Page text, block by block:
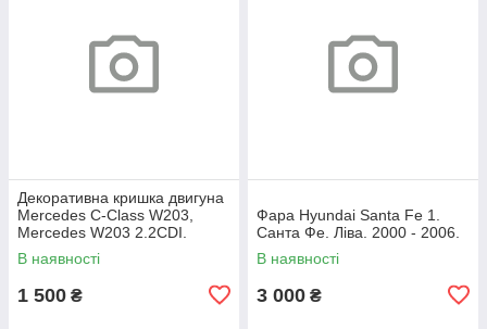
Декоративна кришка двигуна
Mercedes C-Class W203,
Mercedes W203 2.2CDI.
A6460100467.
В наявності
1 500 ₴
Фара Hyundai Santa Fe 1.
Санта Фе. Ліва. 2000 - 2006.
В наявності
3 000 ₴